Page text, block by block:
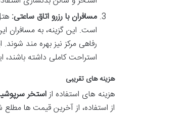
مسافران با رزرو اتاق ساعتی:
است. این گزینه، به مسافران
رفاهی مرکز نیز بهره مند
استراحت کاملی داشته
هزینه های تقریبی
هزینه های استفاده ازاستخر
از استفاده، از آخرین قیمت ها